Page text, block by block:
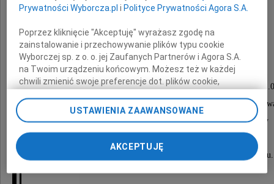
Nabożeństwo żałobne w intencji
Wojciecha i Haliny Wasiutyńskich
zostanie odprawione
w dniu 12 października 2009 roku o godzinie
w kościele pw. św. Karola Boromeusza na Starych
po czym nastąpi złożenie Prochów śp. Haliny
w rodzinnym grobie na miejscowym cmentarzu.
Prywatności Wyborcza.pl i Polityce Prywatności Agora S.A.
Poprzez kliknięcie "Akceptuję" wyrażasz zgodę na
zainstalowanie i przechowywanie plików typu cookie
Wyborczej sp. z o. o. jej Zaufanych Partnerów i Agora S.A.
na Twoim urządzeniu końcowym. Możesz też w każdej
chwili zmienić swoje preferencje dot. plików cookie,
preferencjami dot. przetwarzania danych poprzez
odnośnik „Ustawienia prywatności” w stopce serwisu i
przechodząc do sekcji „Ustawienia zaawansowane”.
Zmiana ustawień plików cookie możliwa jest także za
pomocą ustawień przeglądarki.
USTAWIENIA ZAAWANSOWANE
AKCEPTUJĘ